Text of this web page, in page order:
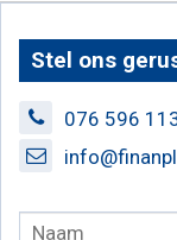
Stel ons
076 596